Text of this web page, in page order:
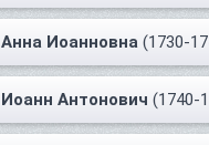
Анна Иоанновна (1730-
Иоанн Антонович (1740-